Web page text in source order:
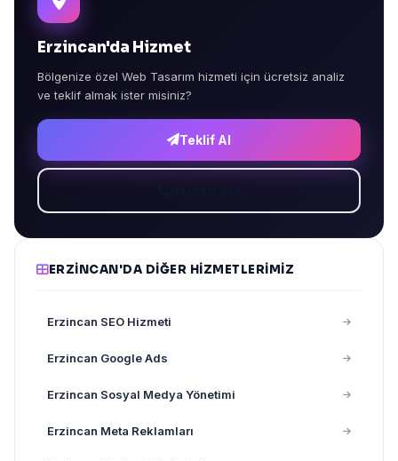
Erzincan'da Hizmet
Bölgenize özel Web Tasarım hizmeti için ücretsiz analiz
ve teklif almak ister misiniz?
Teklif Al
ERZINCAN'DA DIĞER HIZMETLERIMIZ
Erzincan SEO Hizmeti
Erzincan Google Ads
Erzincan Sosyal Medya Yönetimi
Erzincan Meta Reklamları